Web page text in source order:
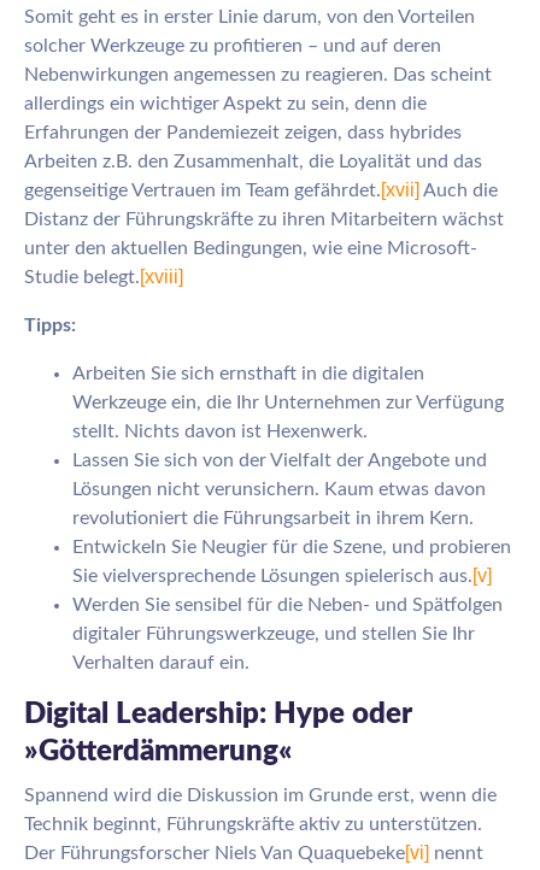
Somit geht es in erster Linie darum, von den Vorteilen
solcher Werkzeuge zu profitieren – und auf deren
Nebenwirkungen angemessen zu reagieren. Das scheint
allerdings ein wichtiger Aspekt zu sein, denn die
Erfahrungen der Pandemiezeit zeigen, dass hybrides
Arbeiten z.B. den Zusammenhalt, die Loyalität und das
gegenseitige Vertrauen im Team gefährdet.[xvii] Auch die
Distanz der Führungskräfte zu ihren Mitarbeitern wächst
unter den aktuellen Bedingungen, wie eine Microsoft-
Studie belegt.[xviii]
Tipps:
Arbeiten Sie sich ernsthaft in die digitalen
Werkzeuge ein, die Ihr Unternehmen zur Verfügung
stellt. Nichts davon ist Hexenwerk.
Lassen Sie sich von der Vielfalt der Angebote und
Lösungen nicht verunsichern. Kaum etwas davon
revolutioniert die Führungsarbeit in ihrem Kern.
Entwickeln Sie Neugier für die Szene, und probieren
Sie vielversprechende Lösungen spielerisch aus.[v]
Werden Sie sensibel für die Neben- und Spätfolgen
digitaler Führungswerkzeuge, und stellen Sie Ihr
Verhalten darauf ein.
Digital Leadership: Hype oder
»Götterdämmerung«
Spannend wird die Diskussion im Grunde erst, wenn die
Technik beginnt, Führungskräfte aktiv zu unterstützen.
Der Führungsforscher Niels Van Quaquebeke[vi] nennt